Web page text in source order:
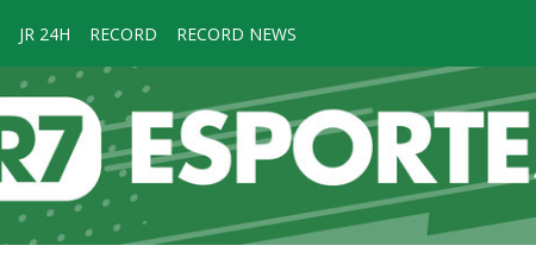
JR 24H RECORD RECORD NEWS